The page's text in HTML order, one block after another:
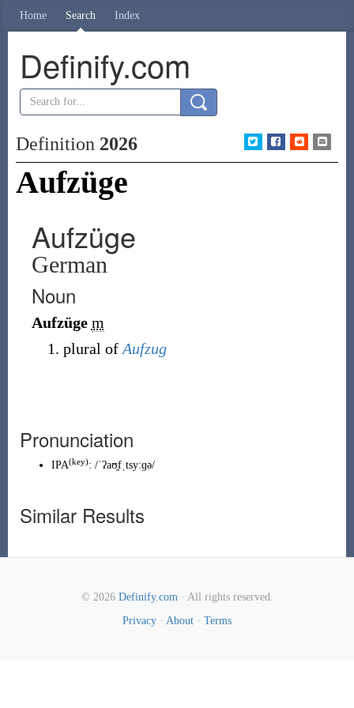
Home Search Index
Definify.com
Definition 2026
Aufzüge
Aufzüge
German
Noun
Aufzüge m
plural of Aufzug
Pronunciation
IPA(key): /ˈʔaʊ̯fˌtsyːɡə/
Similar Results
© 2026 Definify.com· All rights reserved.
Privacy · About · Terms